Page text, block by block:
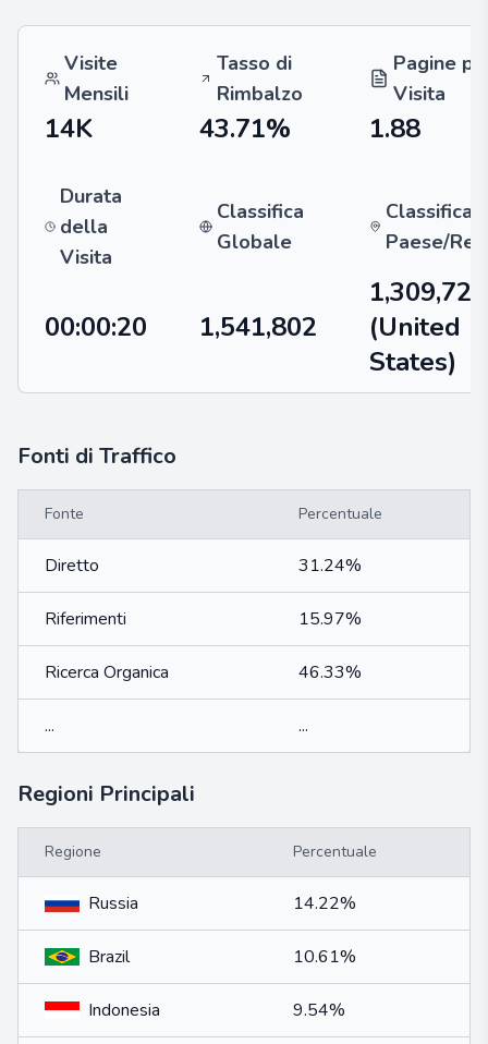
Visite
Mensili
Tasso di
Rimbalzo
Pagine
Visita
14K 43.71% 1.88
Durata
della
Visita
Classifica
Globale
Classifica
Paese/
00:00:20 1,541,802
1,309,728
(United
States)
Fonti di Traffico
Fonte Percentuale
Diretto 31.24%
Riferimenti 15.97%
Ricerca Organica 46.33%
... ...
Regioni Principali
Regione Percentuale
Russia 14.22%
Brazil 10.61%
Indonesia 9.54%